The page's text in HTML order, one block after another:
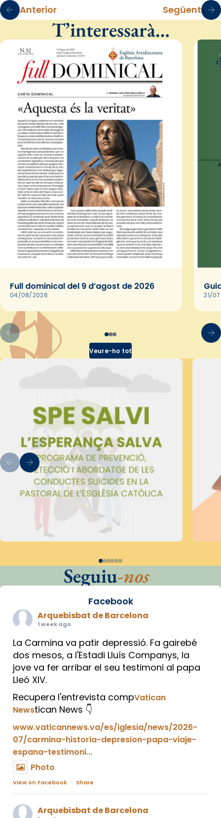
Anterior Següent
T’interessarà…
Full dominical del 9 d’agost de 2026
04/08/2026 31/
Veure-ho tot
Seguiu-nos
Facebook
Arquebisbat de Barcelona
1 week ago
La Carmina va patir depressió. Fa gairebé
dos mesos, a l'Estadi Lluís Companys, la
jove va fer arribar el seu testimoni al papa
Lleó XIV.
Recupera l'entrevista compVatican
Newstican News 👇
www.vaticannews.va/es/iglesia/news/2026-
07/carmina-historia-depresion-papa-viaje-
espana-testimoni...
Photo
View on Facebook · Share
Arquebisbat de Barcelona